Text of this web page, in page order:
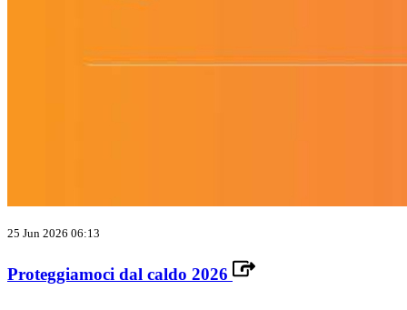
25 Jun 2026 06:13
Proteggiamoci dal caldo 2026